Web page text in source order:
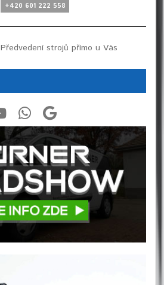
+420 601 222 558
Předvedení strojů přímo u Vás